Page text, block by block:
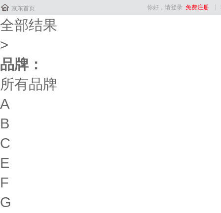
 京东首页 你好，请登录 免费注册
全部结果
>
品牌：
所有品牌
A
B
C
E
F
G